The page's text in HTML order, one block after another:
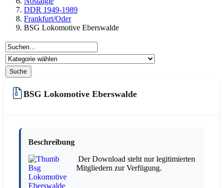
DDR 1949-1989
Frankfurt/Oder
BSG Lokomotive Eberswalde
BSG Lokomotive Eberswalde
Beschreibung
Der Download steht nur legitimierten
Mitgliedern zur Verfügung.